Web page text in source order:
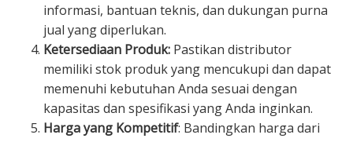
informasi, bantuan teknis, dan dukungan purna
jual yang diperlukan.
Ketersediaan Produk: Pastikan distributor
memiliki stok produk yang mencukupi dan dapat
memenuhi kebutuhan Anda sesuai dengan
kapasitas dan spesifikasi yang Anda inginkan.
Harga yang Kompetitif: Bandingkan harga dari